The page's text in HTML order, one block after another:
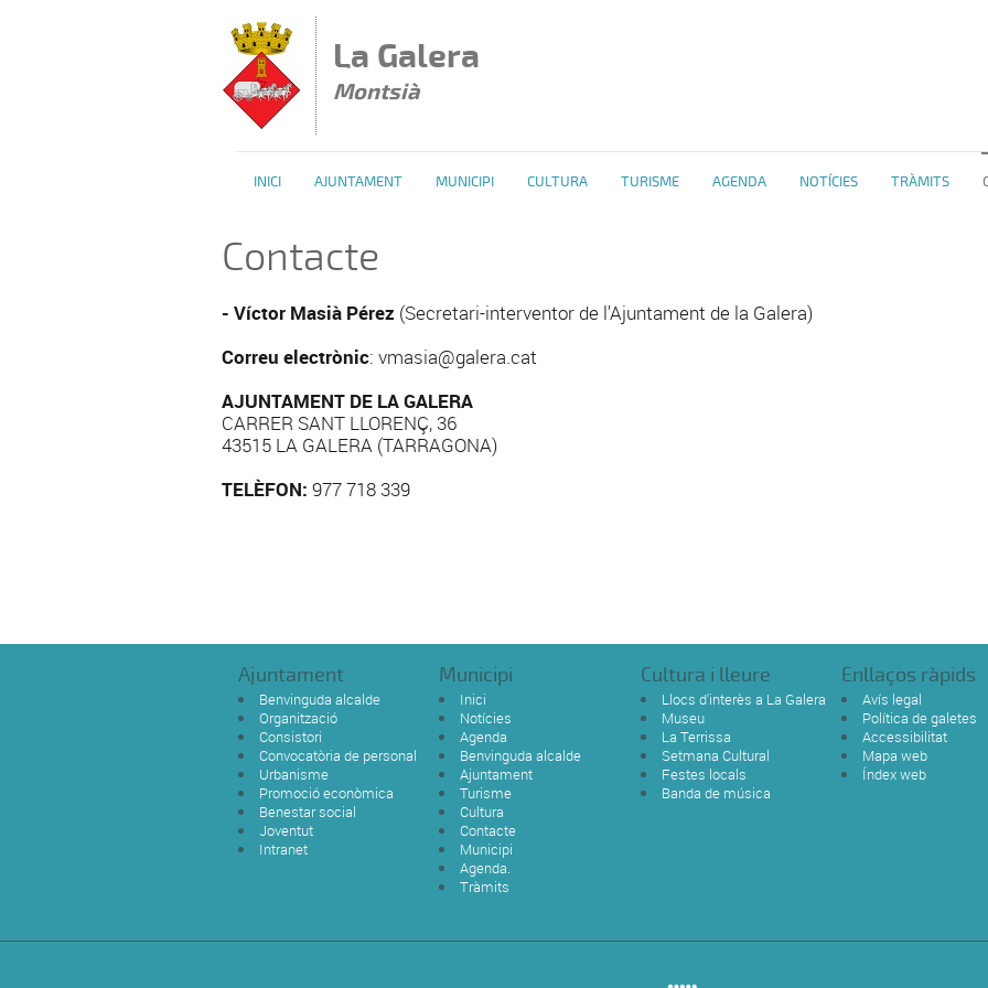
La Galera
Montsià
INICI AJUNTAMENT MUNICIPI CULTURA TURISME AGENDA NOTÍCIES TRÀMITS
Contacte
- Víctor Masià Pérez (Secretari-interventor de l'Ajuntament de la Galera)
Correu electrònic: vmasia@galera.cat
AJUNTAMENT DE LA GALERA
CARRER SANT LLORENÇ, 36
43515 LA GALERA (TARRAGONA)
TELÈFON: 977 718 339
Ajuntament
Benvinguda alcalde
Organització
Consistori
Convocatòria de personal
Urbanisme
Promoció econòmica
Benestar social
Joventut
Intranet
Municipi
Inici
Notícies
Agenda
Benvinguda alcalde
Ajuntament
Turisme
Cultura
Contacte
Municipi
Agenda.
Tràmits
Cultura i lleure
Llocs d'interès a La Galera
Museu
La Terrissa
Setmana Cultural
Festes locals
Banda de música
Enllaços ràpids
Avís legal
Política de galetes
Accessibilitat
Mapa web
Índex web